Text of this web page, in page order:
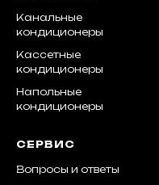
Канальные
кондиционеры
Кассетные
кондиционеры
Напольные
кондиционеры
СЕРВИС
Вопросы и ответы